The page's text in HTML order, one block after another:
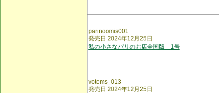
parinoomis001
発売日 2024年12月25日
私の小さなパリのお店全国版 1号
votoms_013
発売日 2024年12月25日